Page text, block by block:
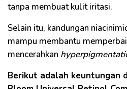
tanpa membuat kulit iritasi.
Selain itu, kandungan
mampu membantu
mencerahkan
Berikut adalah keuntungan